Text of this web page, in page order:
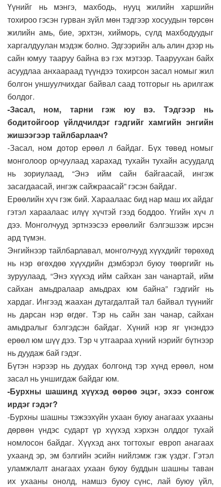
Үүнийг нь мэнгэ, махбодь, нууц жилийн харшийн
тохироо гэсэн гурван зүйл мөн тэдгээр хосуудын төрсөн
жилийн амь, бие, эрхтэн, хийморь, сүлд махбодуудыг
харгалдуулан мэдэж болно. Эдгээрийн аль алин дээр нь
сайн юмуу тааруу байна вэ гэх мэтээр. Тааруухан байх
асуудлаа анхаараад түүндээ тохирсон засал номыг жил
болгон уншуулчихдаг байвал саад тотгорыг нь арилгаж
болдог.
-Засал, ном, тарни гэж юу вэ. Тэдгээр нь
бодитойгоор үйлдчилдэг гэдгийг хамгийн энгийн
жишээгээр тайлбарлаач?
-Засал, ном дотор ерөөл л байдаг. Бүх төвөд номыг
монголоор орчуулаад харахад тухайн тухайн асуудалд
нь зориулаад, “Энэ ийм сайн байгаасай, ингэж
засагдаасай, ингэж сайжраасай” гэсэн байдаг.
Ерөөлийн хүч гэж бий. Хараалаас бид нар маш их айдаг
гэтэл хараалаас илүү хүчтэй гээд боддоо. Үгийн хүч л
дээ. Монголчууд эртнээсээ ерөөлийг бэлгэшээж ирсэн
ард түмэн.
Энгийнээр тайлбарлавал, монголчууд хүүхдийг төрөхөд
нь нэр өгөхдөө хүүхдийн дэмбэрэл буюу төөргийг нь
зуруулаад, “Энэ хүүхэд ийм сайхан зан чанартай, ийм
сайхан амьдралаар амьдрах юм байна” гэдгийг нь
хардаг. Ингээд жаахан дутагдалтай тал байвал түүнийг
нь дарсан нэр өгдөг. Тэр нь сайн зан чанар, сайхан
амьдралыг бэлгэдсэн байдаг. Хүний нэр яг үнэндээ
ерөөл юм шүү дээ. Тэр ч утгаараа хүний нэрийг бүтнээр
нь дуудаж бай гэдэг.
Бүтэн нэрээр нь дуудах болгонд тэр хүнд ерөөл, ном
засал нь уншигдаж байдаг юм.
-Бурхны шашинд хүүхэд өөрөө эцэг, эхээ сонгож
ирдэг гэдэг?
-Бурхны шашны тэжээхүйн ухаан буюу анагаах ухааны
дөрвөн үндэс сударт үр хүүхэд хэрхэн олддог тухай
номлосон байдаг. Хүүхэд анх тогтохыг европ анагаах
ухаанд эр, эм бэлгийн эсийн нийлэмж гэж үздэг. Гэтэл
уламжлалт анагаах ухаан буюу буддын шашны таван
их ухааны онолд, намшэ буюу сүнс, лай буюу үйл,